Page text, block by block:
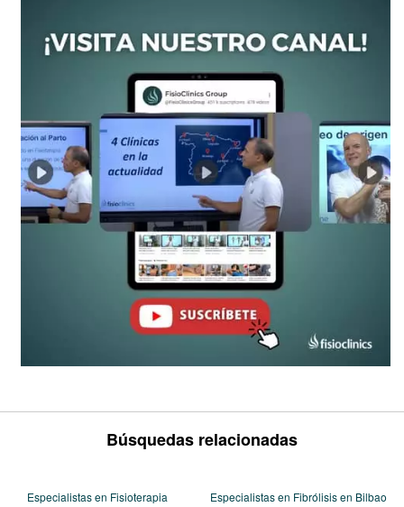
Búsquedas relacionadas
Especialistas en Fisioterapia
Especialistas en Fibrólisis en Bilbao